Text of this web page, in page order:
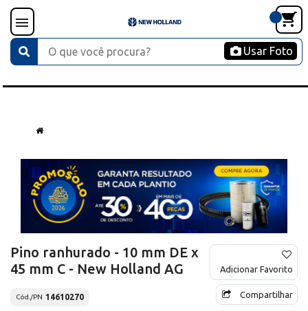
Usar Foto
Pino ranhurado - 10 mm DE x
45 mm C - New Holland AG
Cód./PN 14610270
Adicionar Favorito
Compartilhar